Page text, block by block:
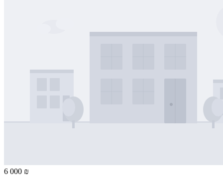
6 000 ₪